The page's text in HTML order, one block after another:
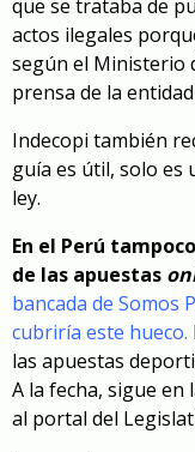
que se trataba de
actos ilegales
según el Ministerio
prensa de la
Indecopi también
guía es útil, solo es
ley.
En el Perú
de las apuestas
bancada de Somos
cubriría este hueco.
las apuestas
A la fecha, sigue en
al portal del